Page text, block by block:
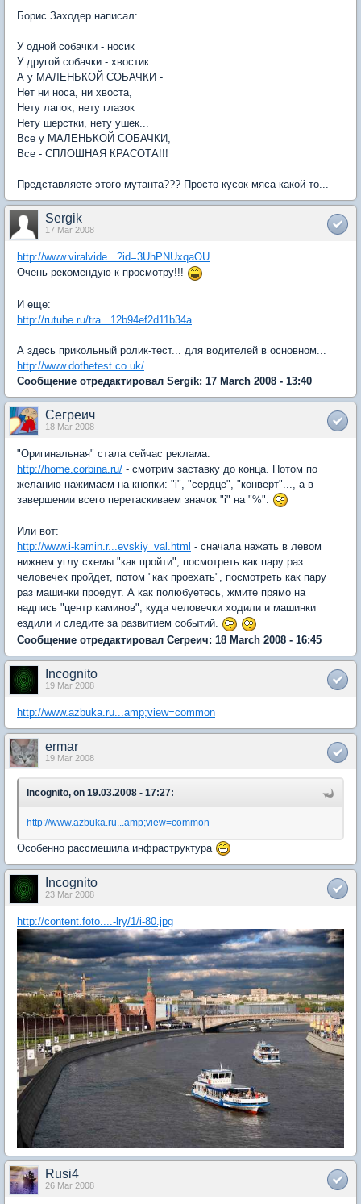
Борис Заходер написал:
У одной собачки - носик
У другой собачки - хвостик.
А у МАЛЕНЬКОЙ СОБАЧКИ -
Нет ни носа, ни хвоста,
Нету лапок, нету глазок
Нету шерстки, нету ушек...
Все у МАЛЕНЬКОЙ СОБАЧКИ,
Все - СПЛОШНАЯ КРАСОТА!!!
Представляете этого мутанта??? Просто кусок мяса какой-то...
Sergik
17 Mar 2008
http://www.viralvide...?id=3UhPNUxqaOU
Очень рекомендую к просмотру!!!
И еще:
http://rutube.ru/tra...12b94ef2d11b34a
А здесь прикольный ролик-тест... для водителей в основном...
http://www.dothetest.co.uk/
Сообщение отредактировал Sergik: 17 March 2008 - 13:40
Сегреич
18 Mar 2008
"Оригинальная" стала сейчас реклама:
http://home.corbina.ru/ - смотрим заставку до конца. Потом по
желанию нажимаем на кнопки: "i", "сердце", "конверт"..., а в
завершении всего перетаскиваем значок "i" на "%".
Или вот:
http://www.i-kamin.r...evskiy_val.html - сначала нажать в левом
нижнем углу схемы "как пройти", посмотреть как пару раз
человечек пройдет, потом "как проехать", посмотреть как пару
раз машинки проедут. А как полюбуетесь, жмите прямо на
надпись "центр каминов", куда человечки ходили и машинки
ездили и следите за развитием событий.
Сообщение отредактировал Сегреич: 18 March 2008 - 16:45
Incognito
19 Mar 2008
http://www.azbuka.ru...amp;view=common
ermar
19 Mar 2008
Incognito, on 19.03.2008 - 17:27:
http://www.azbuka.ru...amp;view=common
Особенно рассмешила инфраструктура
Incognito
23 Mar 2008
http://content.foto....-lry/1/i-80.jpg
Rusi4
26 Mar 2008